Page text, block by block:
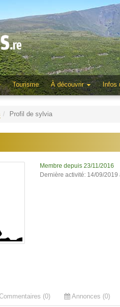
Tourisme À découvrir
Profil de sylvia
Membre depuis 23/11/2016
Dernière activité: 14/09/2019
(0) Annonces (0)